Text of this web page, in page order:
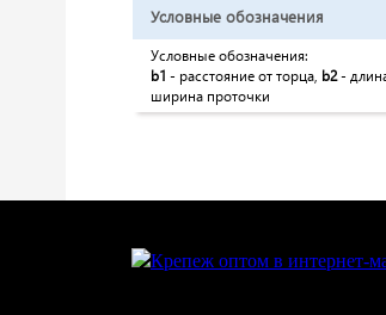
Условные обозначения
Условные обозначения:
b1 - расстояние от торца, b2-
ширина проточки